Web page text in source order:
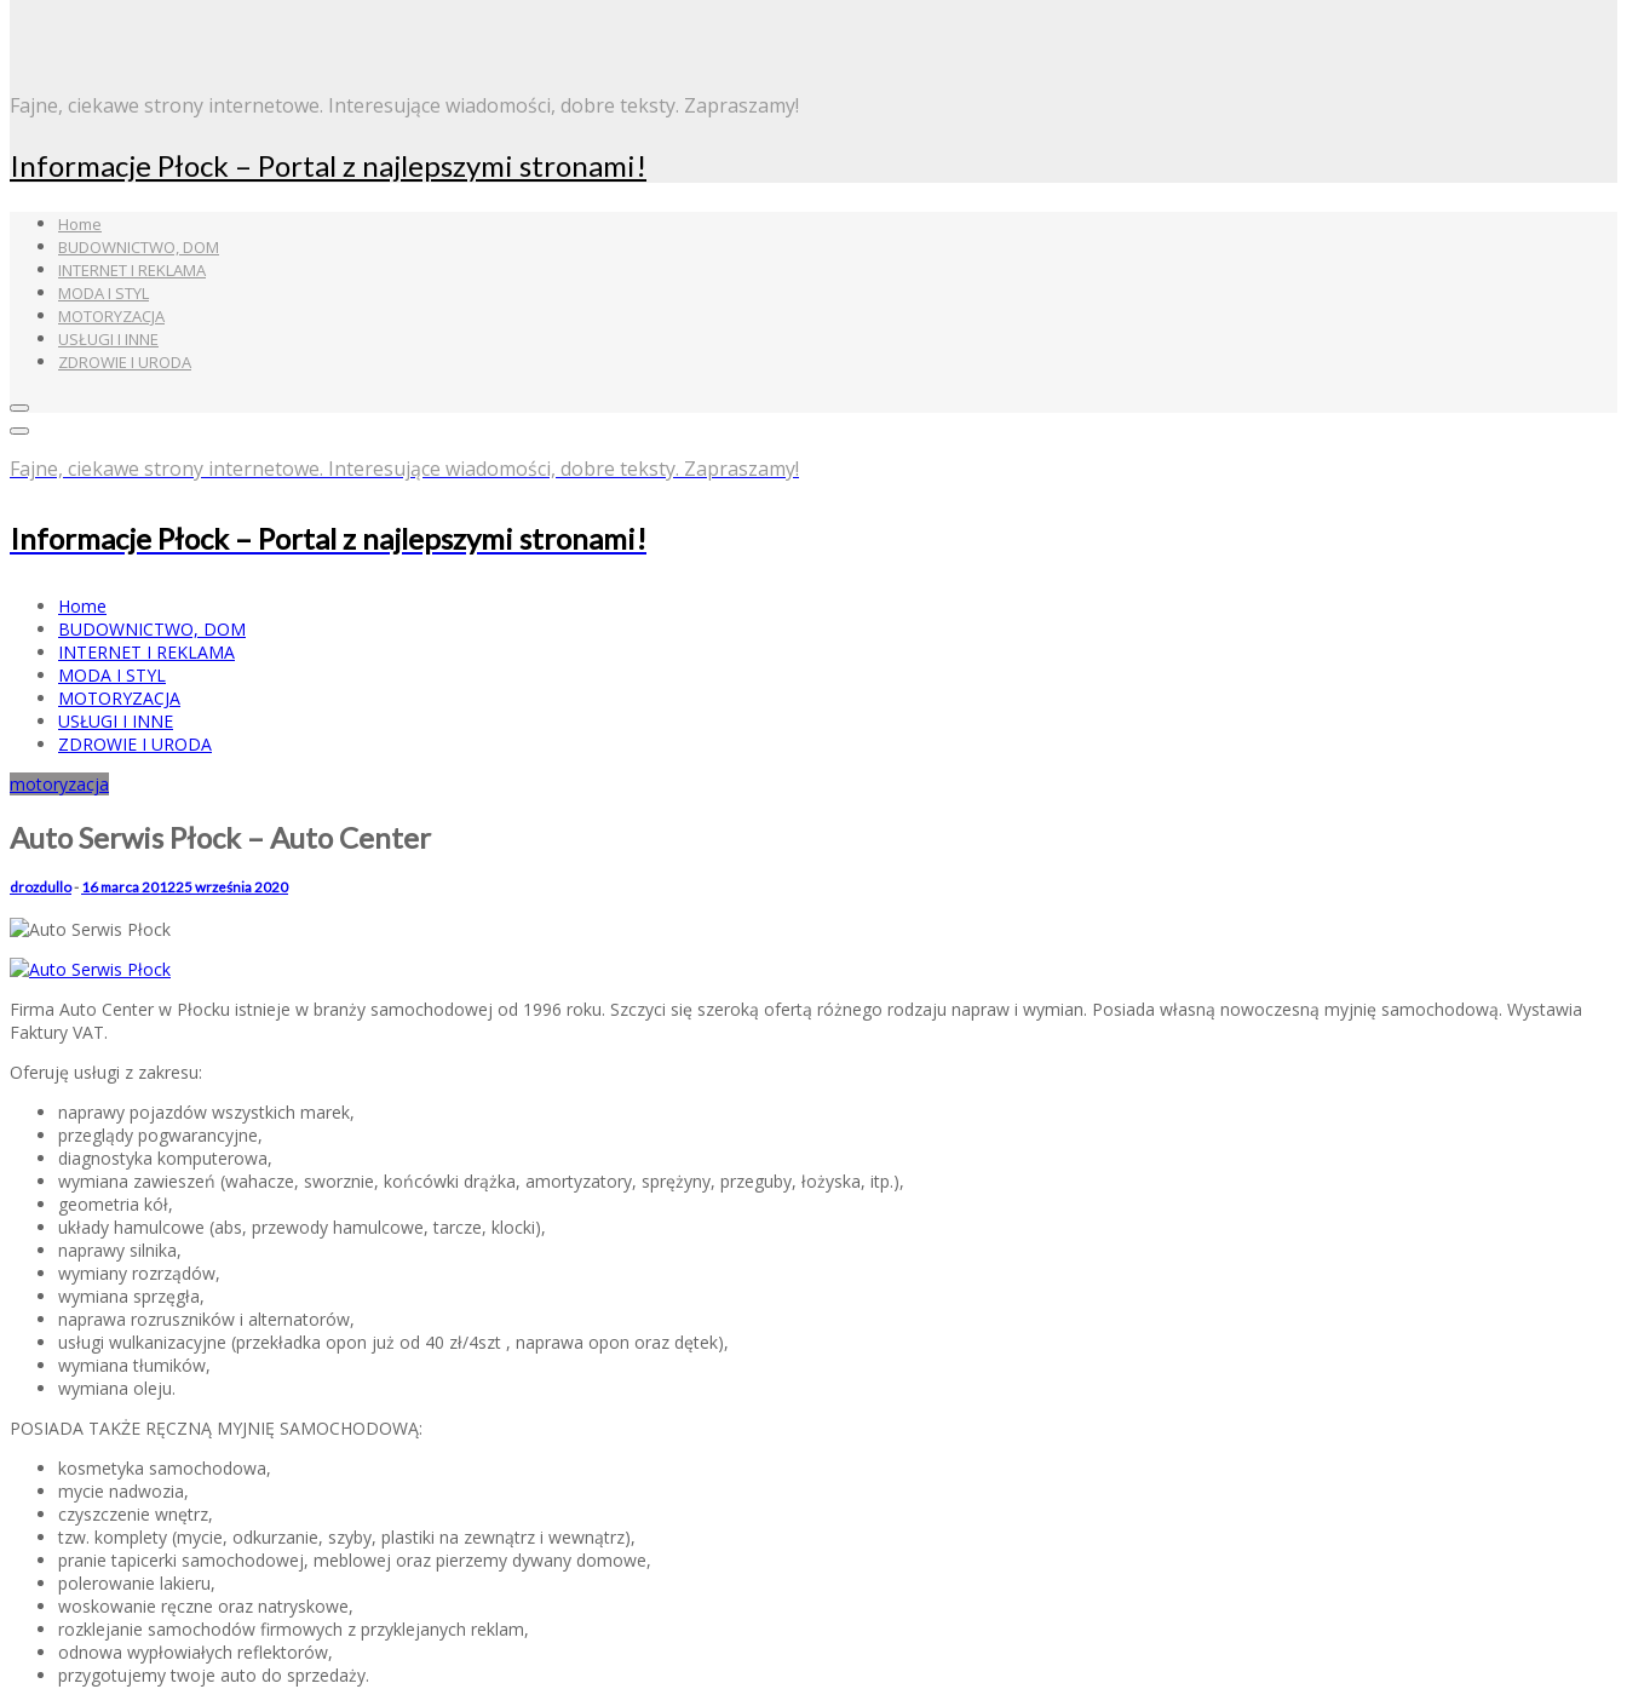
Fajne, ciekawe strony internetowe. Interesujące wiadomości, dobre teksty. Zapraszamy!
Informacje Płock – Portal z najlepszymi stronami!
Home
BUDOWNICTWO, DOM
INTERNET I REKLAMA
MODA I STYL
MOTORYZACJA
USŁUGI I INNE
ZDROWIE I URODA
Fajne, ciekawe strony internetowe. Interesujące wiadomości, dobre teksty. Zapraszamy!
Informacje Płock – Portal z najlepszymi stronami!
Home
BUDOWNICTWO, DOM
INTERNET I REKLAMA
MODA I STYL
MOTORYZACJA
USŁUGI I INNE
ZDROWIE I URODA
motoryzacja
Auto Serwis Płock – Auto Center
drozdullo- 16 marca 201225 września 2020
Firma Auto Center w Płocku istnieje w branży samochodowej od 1996 roku. Szczyci się szeroką ofertą różnego rodzaju napraw i wymian. Posiada własną nowoczesną myjnię samochodową. Wystawia
Faktury VAT.
Oferuję usługi z zakresu:
naprawy pojazdów wszystkich marek,
przeglądy pogwarancyjne,
diagnostyka komputerowa,
wymiana zawieszeń (wahacze, sworznie, końcówki drążka, amortyzatory, sprężyny, przeguby, łożyska, itp.),
geometria kół,
układy hamulcowe (abs, przewody hamulcowe, tarcze, klocki),
naprawy silnika,
wymiany rozrządów,
wymiana sprzęgła,
naprawa rozruszników i alternatorów,
usługi wulkanizacyjne (przekładka opon już od 40 zł/4szt , naprawa opon oraz dętek),
wymiana tłumików,
wymiana oleju.
POSIADA TAKŻE RĘCZNĄ MYJNIĘ SAMOCHODOWĄ:
kosmetyka samochodowa,
mycie nadwozia,
czyszczenie wnętrz,
tzw. komplety (mycie, odkurzanie, szyby, plastiki na zewnątrz i wewnątrz),
pranie tapicerki samochodowej, meblowej oraz pierzemy dywany domowe,
polerowanie lakieru,
woskowanie ręczne oraz natryskowe,
rozklejanie samochodów firmowych z przyklejanych reklam,
odnowa wypłowiałych reflektorów,
przygotujemy twoje auto do sprzedaży.